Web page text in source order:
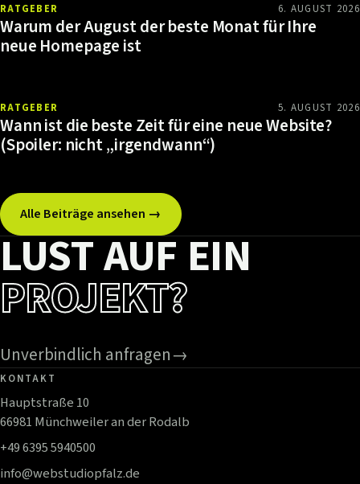
RATGEBER 6. AUGUST 2026
Warum der August der beste Monat für Ihre
neue Homepage ist
RATGEBER 5. AUGUST 2026
Wann ist die beste Zeit für eine neue Website?
(Spoiler: nicht „irgendwann“)
Alle Beiträge ansehen →
LUST AUF EIN
PROJEKT?
Unverbindlich anfragen→
KONTAKT
Hauptstraße 10
66981 Münchweiler an der Rodalb
+49 6395 5940500
info@webstudiopfalz.de